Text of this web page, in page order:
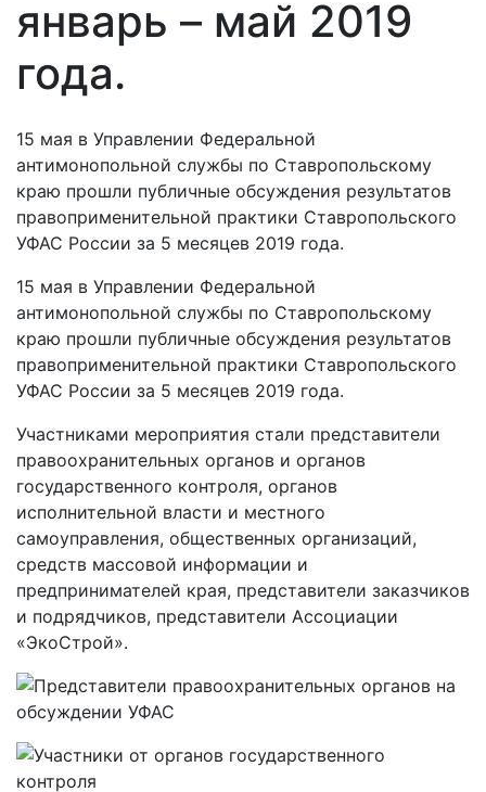
январь – май 2019
года.
15 мая в Управлении Федеральной
антимонопольной службы по Ставропольскому
краю прошли публичные обсуждения результатов
правоприменительной практики Ставропольского
УФАС России за 5 месяцев 2019 года.
15 мая в Управлении Федеральной
антимонопольной службы по Ставропольскому
краю прошли публичные обсуждения результатов
правоприменительной практики Ставропольского
УФАС России за 5 месяцев 2019 года.
Участниками мероприятия стали представители
правоохранительных органов и органов
государственного контроля, органов
исполнительной власти и местного
самоуправления, общественных организаций,
средств массовой информации и
предпринимателей края, представители заказчиков
и подрядчиков, представители Ассоциации
«ЭкоСтрой».